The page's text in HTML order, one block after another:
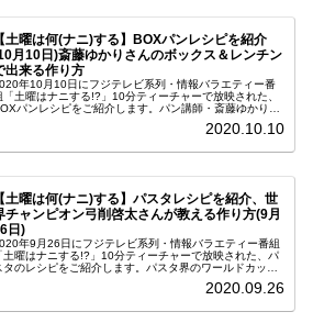
【土曜は何(ナニ)する】BOXパンレシピを紹介
月10日)斎藤ゆかりさんのボックス＆レンチン
出来る作り方
年10月10日にフジテレビ系列・情報バラエティー番
「土曜はナニする!?」10分ティーチャーで放映された、
パンレシピをご紹介します。パン講師・斎藤ゆかりさ
2020.10.10
【土曜は何(ナニ)する】パスタレシピを紹介、世
チャンピオン弓削啓太さんが教える作り方(9月
日)
年9月26日にフジテレビ系列・情報バラエティー番組
土曜はナニする!?」10分ティーチャーで放映された、パ
タのレシピをご紹介します。パスタ界のワールドカップ
2020.09.26